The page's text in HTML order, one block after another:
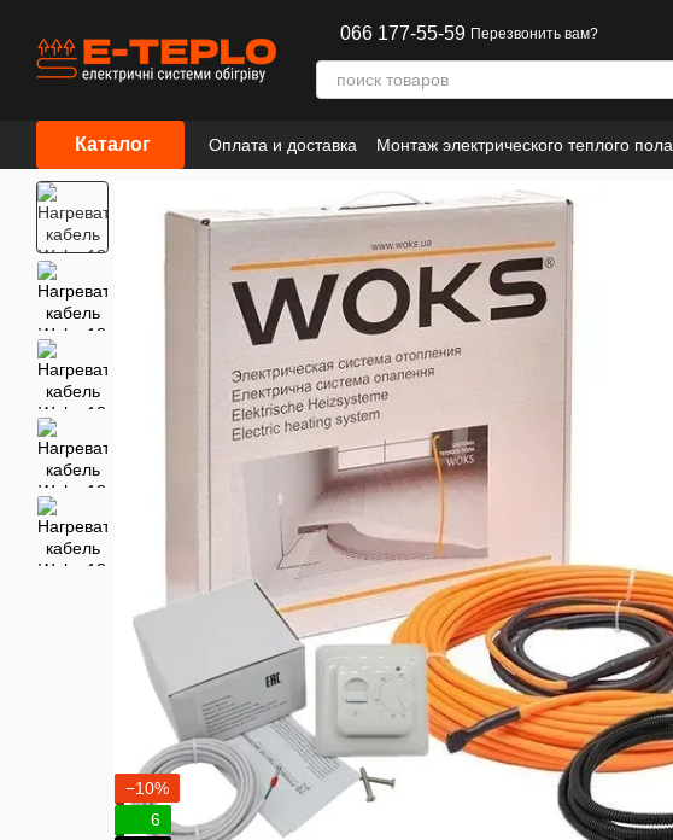
066 177-55-59 Перезвонить вам?
Каталог Оплата и доставка Монтаж электрического теплого пола
Сотрудничество
Информация
−10%
6